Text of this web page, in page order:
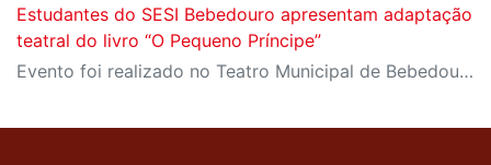
Estudantes do SESI Bebedouro apresentam adaptação
teatral do livro “O Pequeno Príncipe”
Evento foi realizado no Teatro Municipal de Bebedouro no dia 20 de novembro